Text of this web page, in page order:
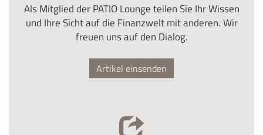
Als Mitglied der PATIO Lounge teilen Sie Ihr Wissen
und Ihre Sicht auf die Finanzwelt mit anderen. Wir
freuen uns auf den Dialog.
Artikel einsenden